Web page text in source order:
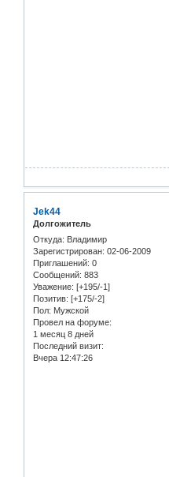
Jek44
Долгожитель
Откуда: Владимир
Зарегистрирован: 02-06-2009
Приглашений: 0
Сообщений: 883
Уважение: [+195/-1]
Позитив: [+175/-2]
Пол: Мужской
Провел на форуме:
1 месяц 8 дней
Последний визит:
Вчера 12:47:26